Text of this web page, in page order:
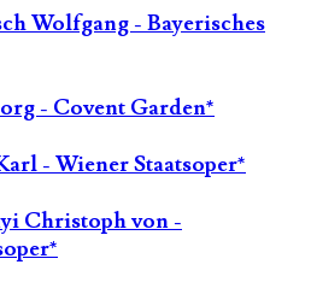
Wolfgang - Bayerisches
- Covent Garden*
- Wiener Staatsoper*
Christoph von -